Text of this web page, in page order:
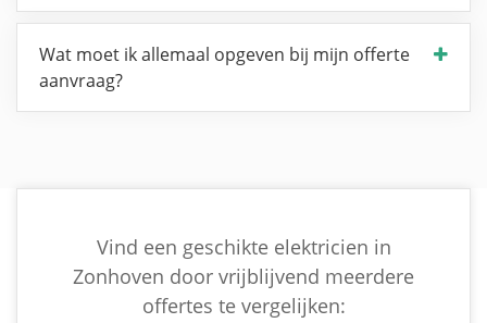
Wat moet ik allemaal opgeven bij mijn offerte
aanvraag?
Vind een geschikte elektricien in
Zonhoven door vrijblijvend meerdere
offertes te vergelijken: